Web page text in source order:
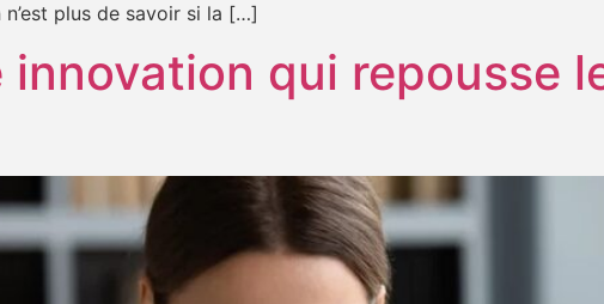
plus de savoir si la […]
innovation qui repousse